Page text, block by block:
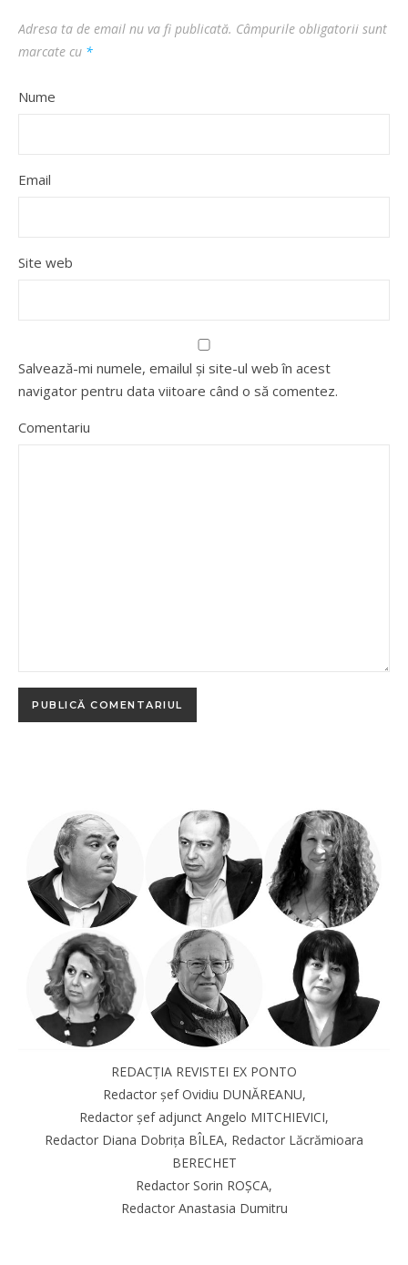
Adresa ta de email nu va fi publicată. Câmpurile obligatorii sunt
marcate cu *
Nume
Email
Site web
Salvează-mi numele, emailul și site-ul web în acest
navigator pentru data viitoare când o să comentez.
Comentariu
REDACȚIA REVISTEI EX PONTO
Redactor șef Ovidiu DUNĂREANU,
Redactor șef adjunct Angelo MITCHIEVICI,
Redactor Diana Dobrița BÎLEA, Redactor Lăcrămioara
BERECHET
Redactor Sorin ROȘCA,
Redactor Anastasia Dumitru